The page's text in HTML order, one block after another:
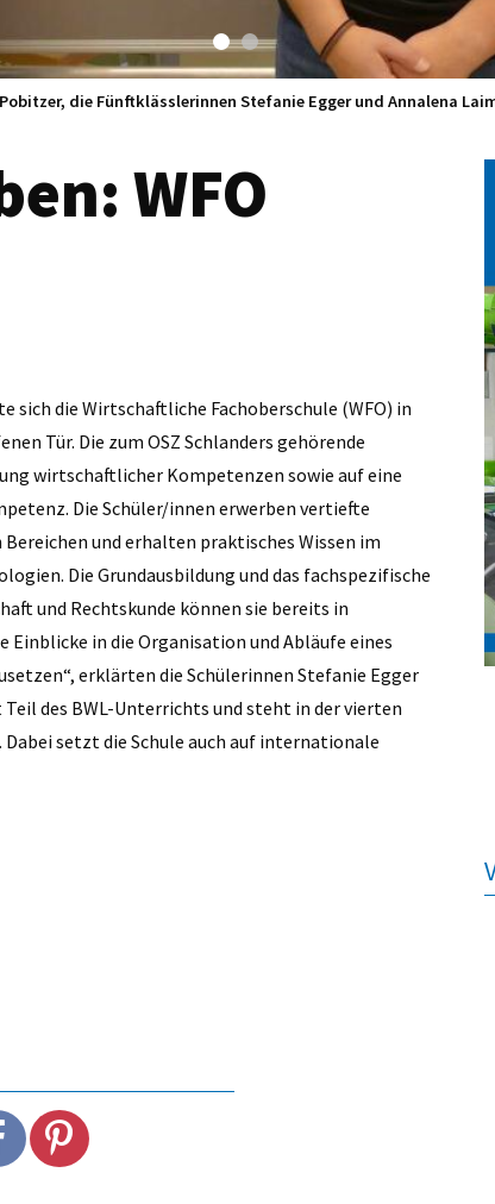
die Fünftklässlerinnen Stefanie Egger und Annalena
WFO
die Wirtschaftliche Fachoberschule (WFO) in
Tür. Die zum OSZ Schlanders gehörende
wirtschaftlicher Kompetenzen sowie auf eine
Die Schüler/innen erwerben vertiefte
und erhalten praktisches Wissen im
Die Grundausbildung und das fachspezifische
und Rechtskunde können sie bereits in
in die Organisation und Abläufe eines
erklärten die Schülerinnen Stefanie Egger
des BWL-Unterrichts und steht in der vierten
setzt die Schule auch auf internationale